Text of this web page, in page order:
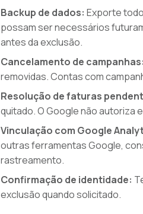
Backup de dados: Exporte
possam ser necessários
antes da exclusão.
Cancelamento de campanhas:
removidas. Contas com
Resolução de faturas
quitado. O Google não autoriza
Vinculação com Google
outras ferramentas Google,
rastreamento.
Confirmação de identidade:
exclusão quando solicitado.